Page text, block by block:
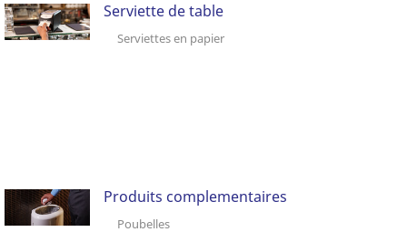
Serviette de table
Serviettes en papier
Produits complementaires
Poubelles